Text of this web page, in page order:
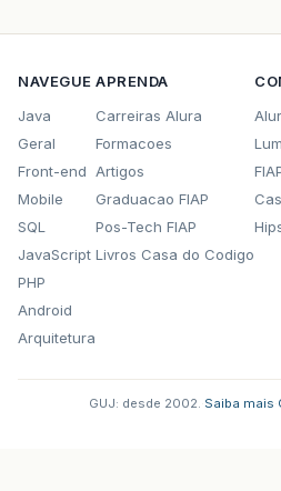
NAVEGUE
Java
Geral
Front-end
Mobile
SQL
JavaScript
PHP
Android
Arquitetura
APRENDA
Carreiras Alura
Formacoes
Artigos
Graduacao FIAP
Pos-Tech FIAP
Livros Casa do Codigo
GUJ: desde 2002. Saiba mais